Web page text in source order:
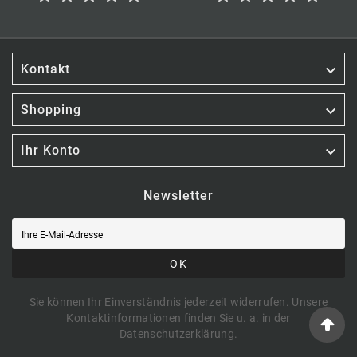
Kontakt 
Shopping 
Ihr Konto 
Newsletter
OK
Sie können Ihr Einverständnis jederzeit widerrufen. Unsere
Kontaktinformationen finden Sie u. a. in der
Datenschutzerklärung.